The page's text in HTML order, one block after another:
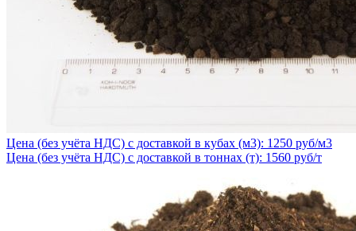
Цена (без учёта НДС) с доставкой в кубах (м3): 1250 руб/м3
Цена (без учёта НДС) с доставкой в тоннах (т): 1560 руб/т